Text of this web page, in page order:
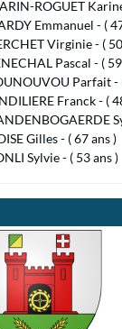
ROGUET
Emmanuel - (
Virginie - (
Pascal - (
Parfait -
Franck - (
Gilles - ( 67 ans )
Sylvie - ( 53 ans )